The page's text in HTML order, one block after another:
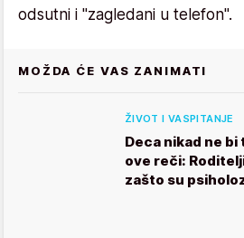
odsutni i "zagledani u telefon".
MOŽDA ĆE VAS ZANIMATI
ŽIVOT I VASPITANJE
Deca nikad ne
ove reči:
zašto su